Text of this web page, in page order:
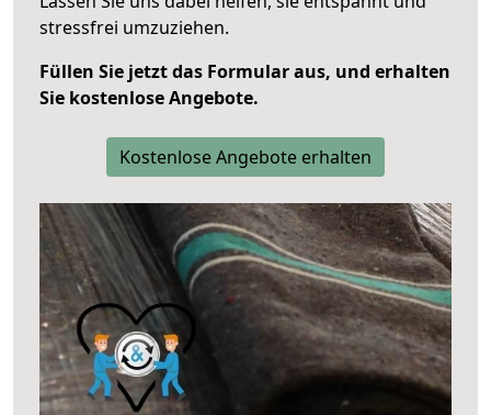
stressfrei umzuziehen.
Füllen Sie jetzt das Formular aus, und erhalten
Sie kostenlose Angebote.
Kostenlose Angebote erhalten